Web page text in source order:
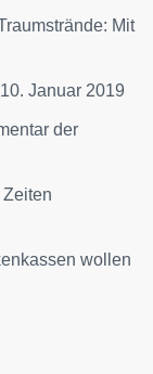
Mit
Januar 2019
der
wollen